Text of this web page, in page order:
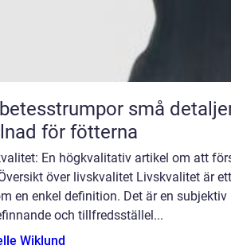
små detaljer som gör stor
för fötterna
En högkvalitativ artikel om att
över livskvalitet Livskvalitet är
en enkel definition. Det är en subjektiv
och tillfredsställel...
Wiklund